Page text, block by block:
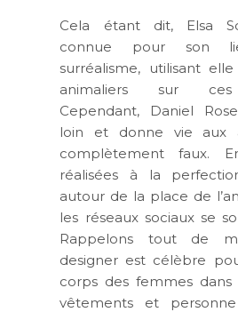
Cela étant dit, Elsa
connue pour son
surréalisme, utilisant
animaliers sur ces
Cependant, Daniel
loin et donne vie aux
complètement faux.
réalisées à la
autour de la place de
les réseaux sociaux se
Rappelons tout de
designer est célèbre
corps des femmes dans
vêtements et personne